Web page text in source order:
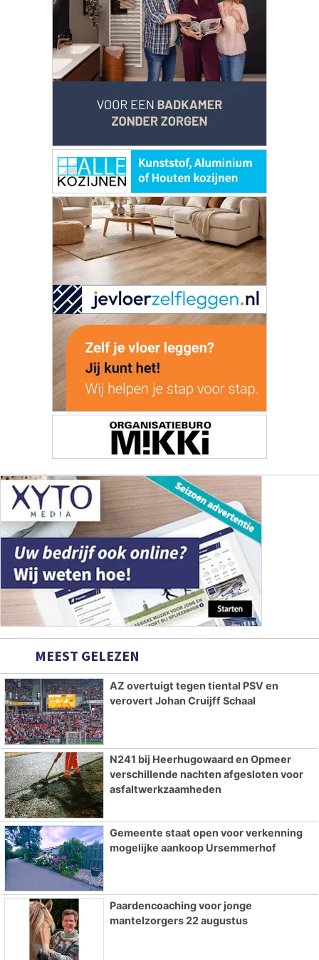
MEEST GELEZEN
AZ overtuigt tegen tiental PSV en
verovert Johan Cruijff Schaal
N241 bij Heerhugowaard en Opmeer
verschillende nachten afgesloten voor
asfaltwerkzaamheden
Gemeente staat open voor verkenning
mogelijke aankoop Ursemmerhof
Paardencoaching voor jonge
mantelzorgers 22 augustus